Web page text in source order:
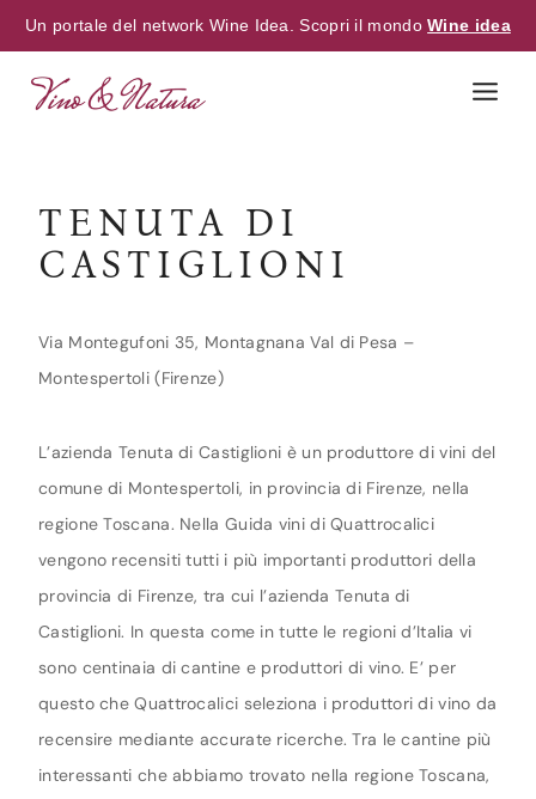
Un portale del network Wine Idea. Scopri il mondoWine idea
TENUTA DI
CASTIGLIONI
Via Montegufoni 35, Montagnana Val di Pesa –
Montespertoli (Firenze)
L’azienda Tenuta di Castiglioni è un produttore di vini del
comune di Montespertoli, in provincia di Firenze, nella
regione Toscana. Nella Guida vini di Quattrocalici
vengono recensiti tutti i più importanti produttori della
provincia di Firenze, tra cui l’azienda Tenuta di
Castiglioni. In questa come in tutte le regioni d’Italia vi
sono centinaia di cantine e produttori di vino. E’ per
questo che Quattrocalici seleziona i produttori di vino da
recensire mediante accurate ricerche. Tra le cantine più
interessanti che abbiamo trovato nella regione Toscana,